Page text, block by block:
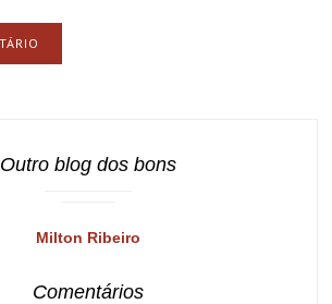
Outro blog dos bons
Milton Ribeiro
Comentários